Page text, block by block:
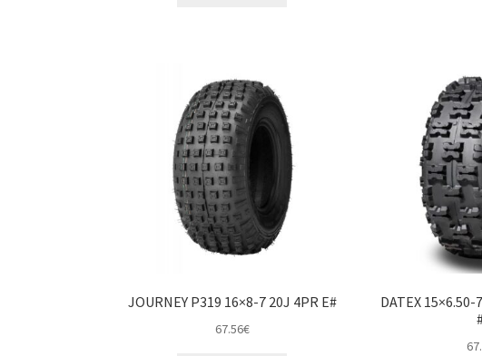
JOURNEY P319 16×8-7 20J 4PR E#
67.56€
DATEX 15×6.50-